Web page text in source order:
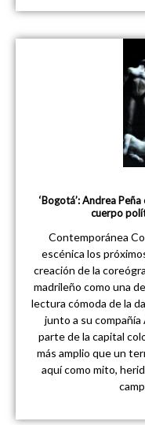
‘Bogotá’: Andrea
cuerpo
Contemporánea
escénica los
creación de la
madrileño como una
lectura cómoda de la
junto a su
parte de la capital
más amplio que un
aquí como mito,